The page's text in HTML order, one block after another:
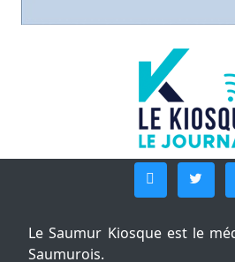
Le Saumur Kiosque est le
Saumurois.